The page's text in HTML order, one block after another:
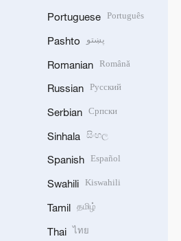
Portuguese Português
Pashto پښتو
Romanian Română
Russian Русский
Serbian Српски
Sinhala සිංහල
Spanish Español
Swahili Kiswahili
Tamil தமிழ்
Thai ไทย